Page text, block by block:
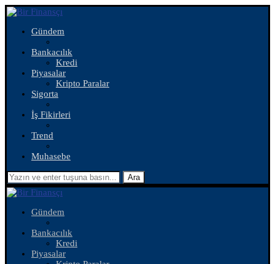
Gündem
Bankacılık
Kredi
Piyasalar
Kripto Paralar
Sigorta
İş Fikirleri
Trend
Muhasebe
Ara
Gündem
Bankacılık
Kredi
Piyasalar